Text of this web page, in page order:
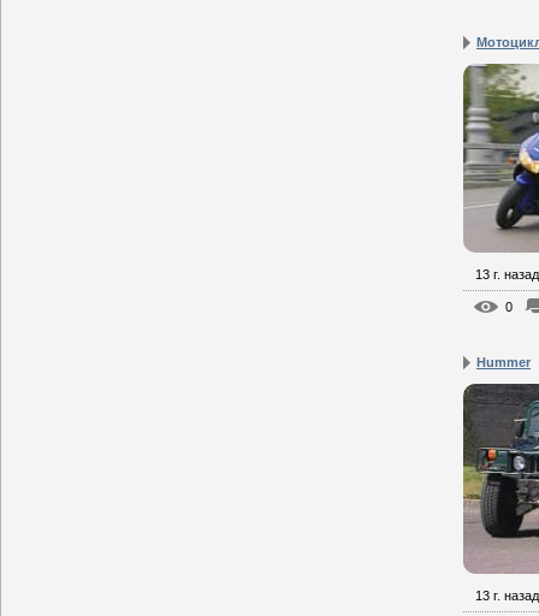
13 г. назад
0
Hummer
13 г. назад